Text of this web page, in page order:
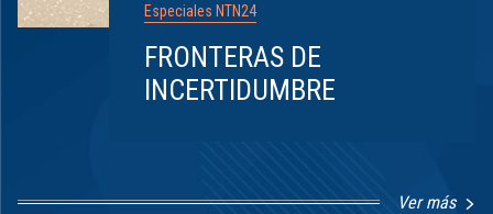
Especiales NTN24
FRONTERAS DE
INCERTIDUMBRE
Ver más